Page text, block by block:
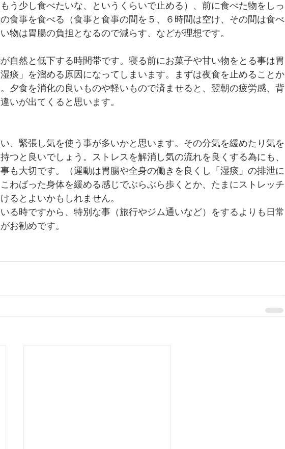
う少し食べたいな、というくらいで止める）、前に食べた物をしっ
食事を食べる（食事と食事の間を５、６時間は空け、その間は食べ
物は胃腸の負担となるので減らす、などが理想です。
自然と低下する時間帯です。寝る前にお菓子や甘い物をとる事は胃
痰」を溜める原因になってしまいます。まずは夜食を止めることか
夕食を消化の良いものや軽いもので済ませると、翌朝の疲労感、背
いが出てくると思います。
、緊張し気を使う事が多いかと思います。その分気を緩めたり気を
つと良いでしょう。ストレスを解消し気の流れを良くする為にも、
も大切です。（運動は胃腸や全身の働きを良くし「湿痰」の排泄に
わばった身体を緩める感じでぶらぶら歩くとか、たまにストレッチ
るとよいかもしれません。
る時ですから、特別な事（旅行やジム通いなど）をするよりも日常
お勧めです。